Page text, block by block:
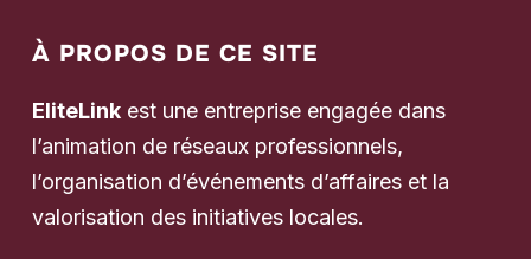
À PROPOS DE CE SITE
EliteLinkest une entreprise engagée dans
l’animation de réseaux professionnels,
l’organisation d’événements d’affaires et la
valorisation des initiatives locales.